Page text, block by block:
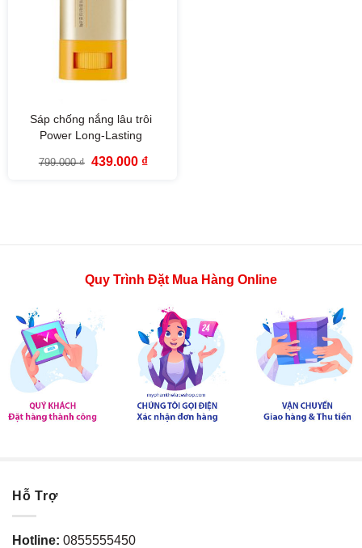
Sáp chống nắng lâu trôi
Power Long-Lasting
PA++++ The Face Shop
799.000₫ Giá
439.000 ₫Giá
Quy Trình Đặt Mua Hàng Online
Hỗ Trợ
Hotline: 0855555450